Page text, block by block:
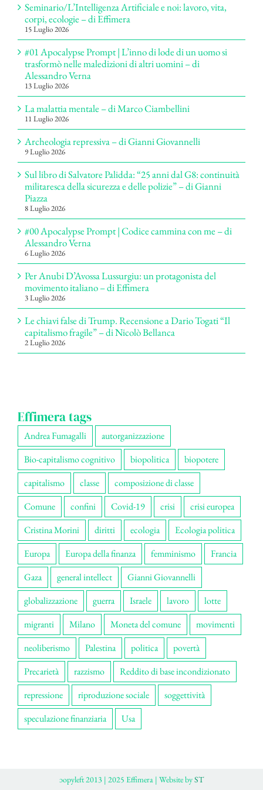
Seminario/L’Intelligenza Artificiale e noi: lavoro, vita,
corpi, ecologie – di Effimera
15 Luglio 2026
#01 Apocalypse Prompt | L’inno di lode di un uomo si
trasformò nelle maledizioni di altri uomini – di
Alessandro Verna
13 Luglio 2026
La malattia mentale – di Marco Ciambellini
11 Luglio 2026
Archeologia repressiva – di Gianni Giovannelli
9 Luglio 2026
Sul libro di Salvatore Palidda: “25 anni dal G8: continuità
militaresca della sicurezza e delle polizie” – di Gianni
Piazza
8 Luglio 2026
#00 Apocalypse Prompt | Codice cammina con me – di
Alessandro Verna
6 Luglio 2026
Per Anubi D’Avossa Lussurgiu: un protagonista del
movimento italiano – di Effimera
3 Luglio 2026
Le chiavi false di Trump. Recensione a Dario Togati “Il
capitalismo fragile” – di Nicolò Bellanca
2 Luglio 2026
Effimera tags
Andrea Fumagalli
autorganizzazione
Bio-capitalismo cognitivo
biopolitica
biopotere
capitalismo
classe
composizione di classe
Comune
confini Covid-19 crisi
crisi europea
Cristina Morini
diritti ecologia
Ecologia politica
Europa
Europa della finanza femminismo
Francia
Gaza
general intellect
Gianni Giovannelli
globalizzazione
guerra Israele lavoro
lotte
migranti
Milano Moneta del comune
movimenti
neoliberismo
Palestina politica
povertà
Precarietà
razzismo
Reddito di base incondizionato
repressione
riproduzione sociale
soggettività
speculazione finanziaria
Usa
ɔopyleft 2013 | 2025 Effimera | Website byST